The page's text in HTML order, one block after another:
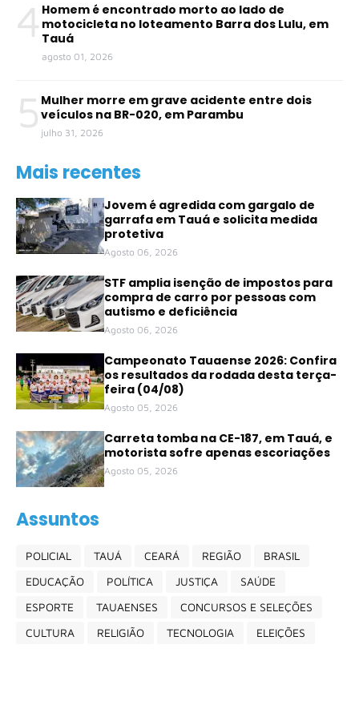
4 Homem é encontrado morto ao lado de
motocicleta no loteamento Barra dos Lulu, em
Tauá
agosto 01, 2026
5 Mulher morre em grave acidente entre dois
veículos na BR-020, em Parambu
julho 31, 2026
Mais recentes
Jovem é agredida com gargalo de
garrafa em Tauá e solicita medida
protetiva
Agosto 06, 2026
STF amplia isenção de impostos para
compra de carro por pessoas com
autismo e deficiência
Agosto 06, 2026
Campeonato Tauaense 2026: Confira
os resultados da rodada desta terça-
feira (04/08)
Agosto 05, 2026
Carreta tomba na CE-187, em Tauá, e
motorista sofre apenas escoriações
Agosto 05, 2026
Assuntos
POLICIAL TAUÁ CEARÁ REGIÃO
BRASIL
EDUCAÇÃO
POLÍTICA JUSTIÇA
SAÚDE
ESPORTE
TAUAENSES
CONCURSOS E SELEÇÕES
CULTURA
RELIGIÃO TECNOLOGIA ELEIÇÕES